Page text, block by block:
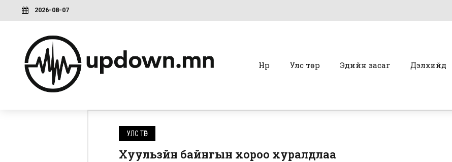
2026-08-07
Нүүр Улс төр Эдийн засаг Дэлхийд
УЛС ТӨР
Хуульзүйн байнгын хороо хуралдлаа